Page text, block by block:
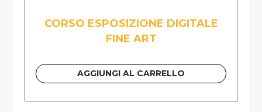
CORSO ESPOSIZIONE DIGITALE
FINE ART
AGGIUNGI AL CARRELLO